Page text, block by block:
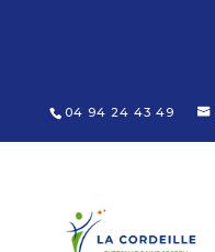
04 94 24 43 49